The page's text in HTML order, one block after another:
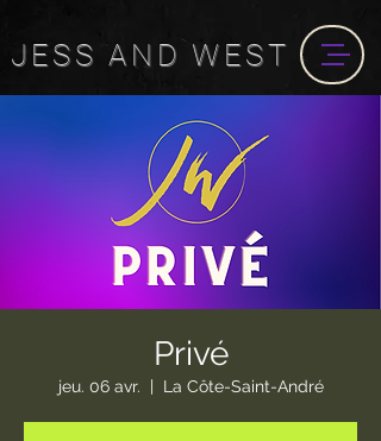
JESSAND WEST
Privé
jeu. 06 avr.
  |
La Côte-Saint-André